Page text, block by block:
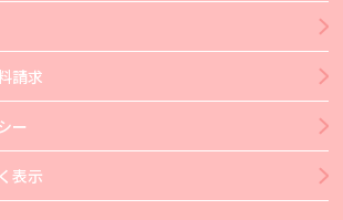
請求
ー
表示